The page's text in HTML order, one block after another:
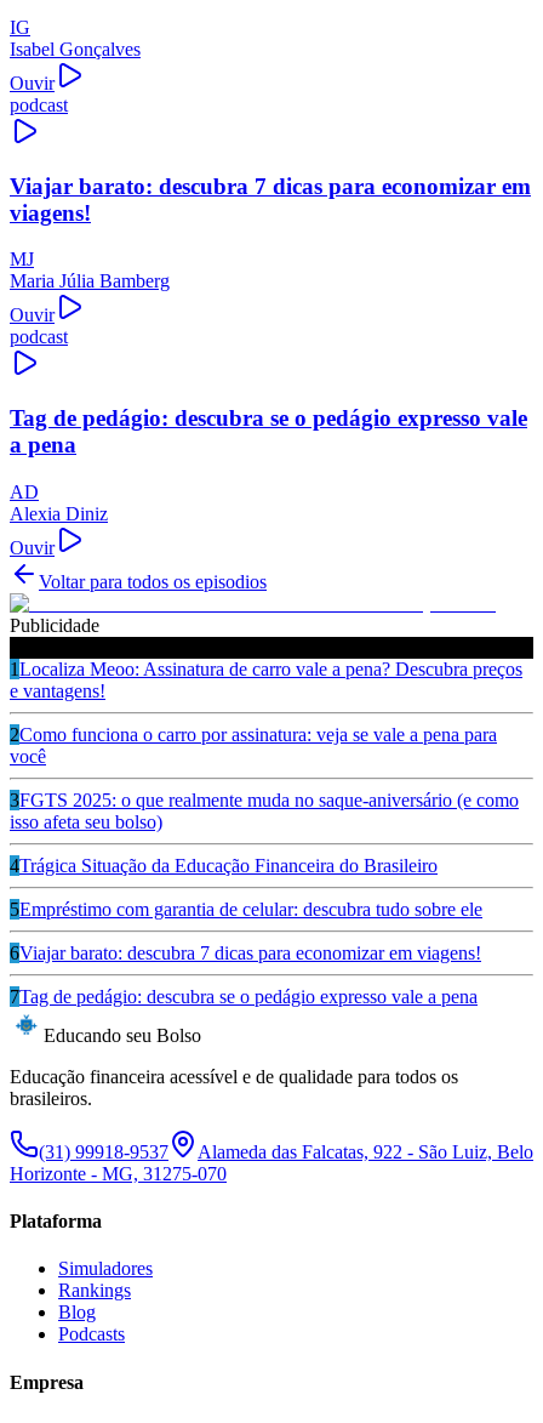
IG
Isabel Gonçalves
Ouvir
podcast
Viajar barato: descubra 7 dicas para economizar em
viagens!
MJ
Maria Júlia Bamberg
Ouvir
podcast
Tag de pedágio: descubra se o pedágio expresso vale
a pena
AD
Alexia Diniz
Ouvir
Voltar para todos os episodios
Publicidade
1Localiza Meoo: Assinatura de carro vale a pena? Descubra preços
e vantagens!
2Como funciona o carro por assinatura: veja se vale a pena para
você
3FGTS 2025: o que realmente muda no saque-aniversário (e como
isso afeta seu bolso)
4Trágica Situação da Educação Financeira do Brasileiro
5Empréstimo com garantia de celular: descubra tudo sobre ele
6Viajar barato: descubra 7 dicas para economizar em viagens!
7Tag de pedágio: descubra se o pedágio expresso vale a pena
Educando seu Bolso
Educação financeira acessível e de qualidade para todos os
brasileiros.
(31) 99918-9537
Alameda das Falcatas, 922 - São Luiz, Belo
Horizonte - MG, 31275-070
Plataforma
Simuladores
Rankings
Blog
Podcasts
Empresa